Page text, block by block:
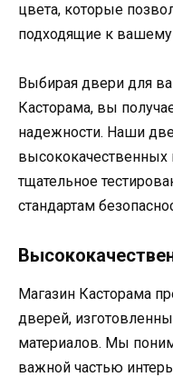
цвета, которые
подходящие к вашему
Выбирая двери для
Касторама, вы
надежности. Наши
тщательное
стандартам
Магазин Касторама
дверей,
материалов. Мы
важной частью